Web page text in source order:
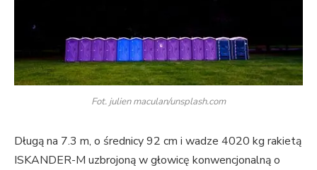
Fot. julien maculan/unsplash.com
Długą na 7.3 m, o średnicy 92 cm i wadze 4020 kg rakietą
ISKANDER-M uzbrojoną w głowicę konwencjonalną o